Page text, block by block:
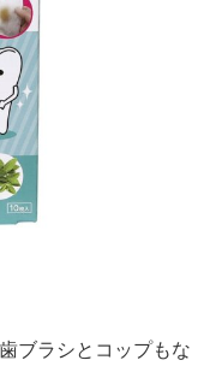
ブラシとコップもな